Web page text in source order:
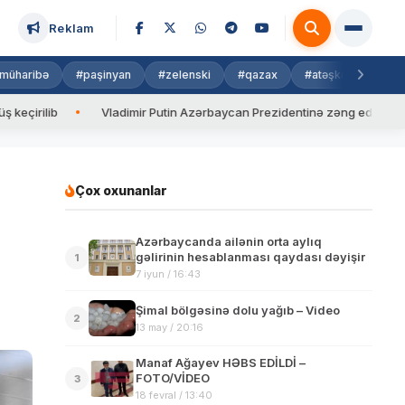
Reklam
#paşinyan #zelenski #qazax #atəşkəs
Putin Azərbaycan Prezidentinə zəng edib Valyuta
Çox oxunanlar
1
Azərbaycanda ailənin orta aylıq
gəlirinin hesablanması qaydası dəyişir
7 iyun / 16:43
2
Şimal bölgəsinə dolu yağıb – Video
13 may / 20:16
3
Manaf Ağayev HƏBS EDİLDİ –
FOTO/VİDEO
18 fevral / 13:40